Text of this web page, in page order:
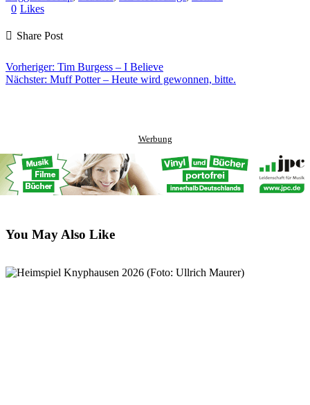
0 Likes
Share Post
on URL
clipboard
Link
eMail
Vorheriger: Tim Burgess – I Believe
Nächster: Muff Potter – Heute wird gewonnen, bitte.
Werbung
You May Also Like